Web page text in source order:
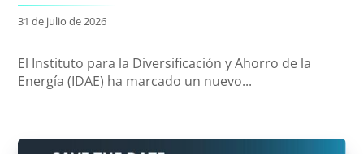
31 de julio de 2026
El Instituto para la Diversificación y Ahorro de la
Energía (IDAE) ha marcado un nuevo...